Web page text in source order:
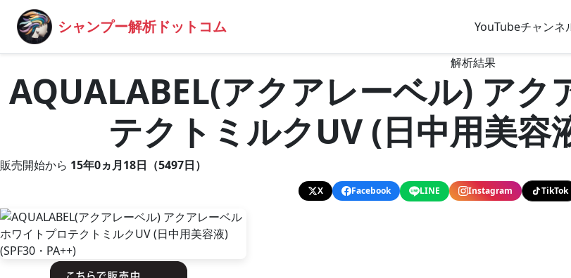
シャンプー解析ドットコム YouTubeチャンネ
解析結果
AQUALABEL(アクアレーベル) アク
テクトミルクUV (日中用美容
販売開始から 15年0ヵ月18日（5497日）
X Facebook LINE Instagram TikTok